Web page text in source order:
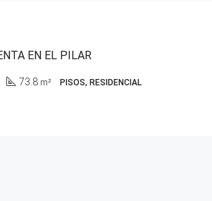
EN EL PILAR
73.8 m² PISOS, RESIDENCIAL